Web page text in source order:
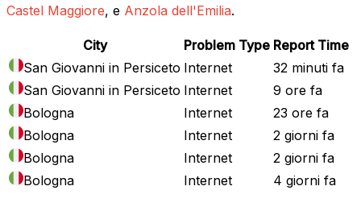
Castel Maggiore, e Anzola dell'Emilia.
City Problem Type Report Time
San Giovanni in Persiceto Internet
32 minuti fa
San Giovanni in Persiceto Internet
9 ore fa
Bologna
Internet
23 ore fa
Bologna
Internet
2 giorni fa
Bologna
Internet
2 giorni fa
Bologna
Internet 4 giorni fa